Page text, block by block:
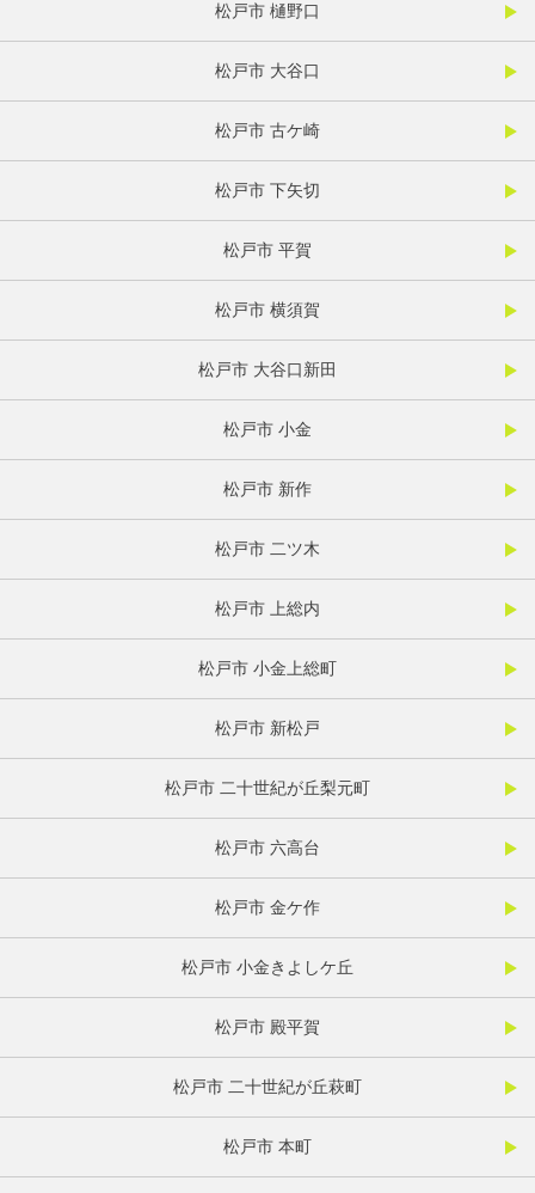
松戸市 樋野口
松戸市 大谷口
松戸市 古ケ崎
松戸市 下矢切
松戸市 平賀
松戸市 横須賀
松戸市 大谷口新田
松戸市 小金
松戸市 新作
松戸市 二ツ木
松戸市 上総内
松戸市 小金上総町
松戸市 新松戸
松戸市 二十世紀が丘梨元町
松戸市 六高台
松戸市 金ケ作
松戸市 小金きよしケ丘
松戸市 殿平賀
松戸市 二十世紀が丘萩町
松戸市 本町